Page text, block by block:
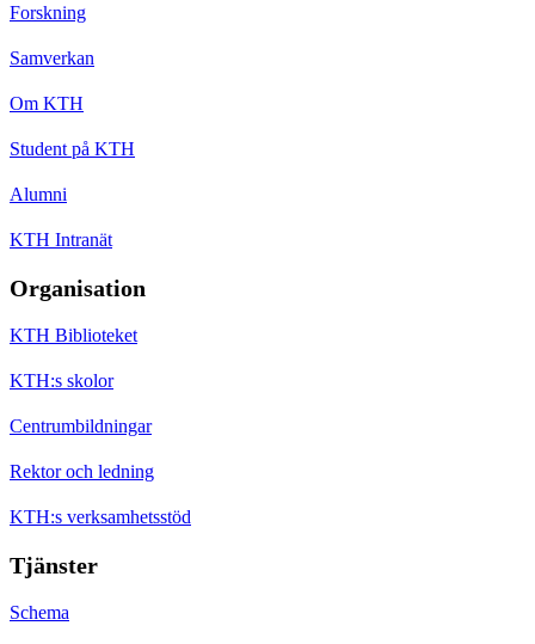
Forskning
Samverkan
Om KTH
Student på KTH
Alumni
KTH Intranät
Organisation
KTH Biblioteket
KTH:s skolor
Centrumbildningar
Rektor och ledning
KTH:s verksamhetsstöd
Tjänster
Schema